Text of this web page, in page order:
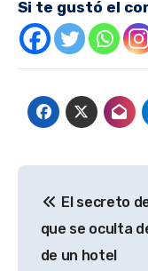
Si te gustó el
de
entradas
El secreto
que se oculta
de un hotel